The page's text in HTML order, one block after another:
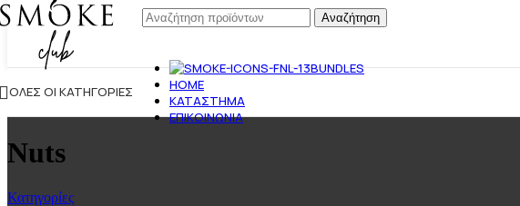
Αναζήτηση
ΌΛΕΣ ΟΙ ΚΑΤΗΓΟΡΊΕΣ
BUNDLES
HOME
ΚΑΤΆΣΤΗΜΑ
ΕΠΙΚΟΙΝΩΝΊΑ
Nuts
Κατηγορίες